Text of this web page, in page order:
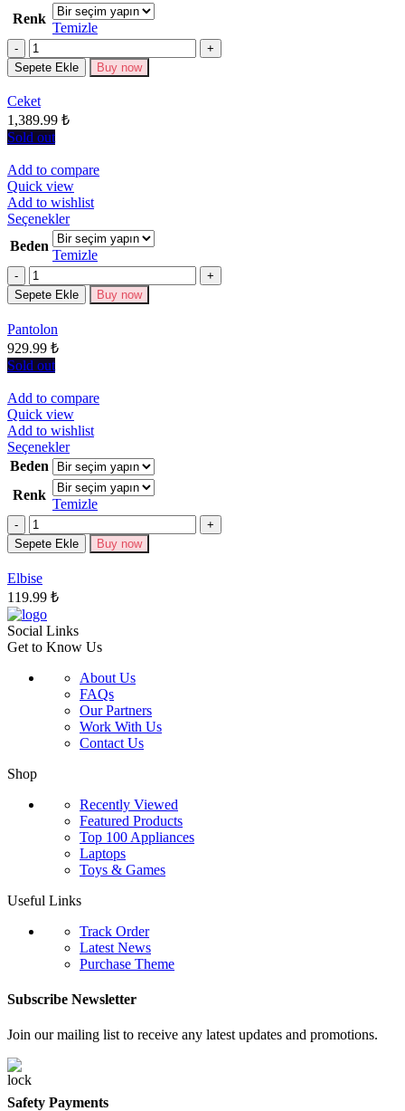
fazla
varyasyonu
Seçenekler
seçilebilir
Renk
Temizle
Miktar
Sepete Ekle Buy now
Ceket
1,389.99 ₺
Sold out
Add to compare
Quick view
Add to wishlist
SeçeneklerBu
ürünün
birden
fazla
varyasyonu
var.
Beden
Temizle
Miktar
Sepete Ekle Buy now
Pantolon
929.99 ₺
Sold out
Add to compare
Quick view
Add to wishlist
SeçeneklerBu
ürünün
birden
fazla
varyasyonu
Seçenekler
Beden
Renk
Temizle
Miktar
Sepete Ekle Buy now
Elbise
119.99 ₺
Social Links
Get to Know Us
About Us
FAQs
Our Partners
Work With Us
Contact Us
Shop
Recently Viewed
Featured Products
Top 100 Appliances
Laptops
Toys & Games
Useful Links
Track Order
Latest News
Purchase Theme
Subscribe Newsletter
Join our mailing list to receive any latest updates and promotions.
Safety Payments